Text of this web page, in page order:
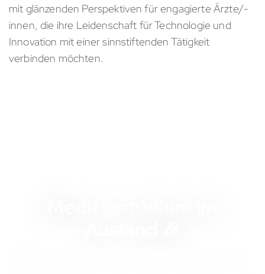
mit glänzenden Perspektiven für engagierte Ärzte/-
innen, die ihre Leidenschaft für Technologie und
Innovation mit einer sinnstiftenden Tätigkeit
verbinden möchten.